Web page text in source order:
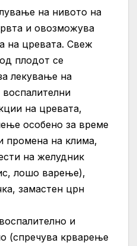
на нивото на
и овозможува
на цревата. Свеж
плодот се
лекување на
на цревата,
особено за време
промена на клима,
на желудник
лошо варење),
замастен црн
и
(спречува крварење